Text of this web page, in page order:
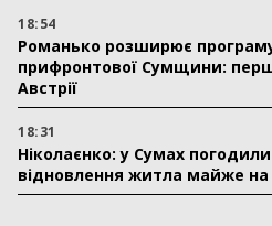
18:54
Романько розширює програму
прифронтової Сумщини:
Австрії
18:31
Ніколаєнко: у Сумах
відновлення житла майже на